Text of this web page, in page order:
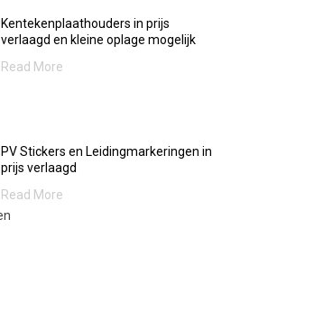
Kentekenplaathouders in prijs
verlaagd en kleine oplage mogelijk
Read More
PV Stickers en Leidingmarkeringen in
prijs verlaagd
Read More